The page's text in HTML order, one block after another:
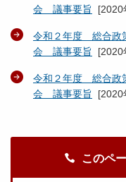
会 議事要旨
[2020
令和２年度 総合政
会 議事要旨
[2020
令和２年度 総合政
会 議事要旨
[2020
このペ